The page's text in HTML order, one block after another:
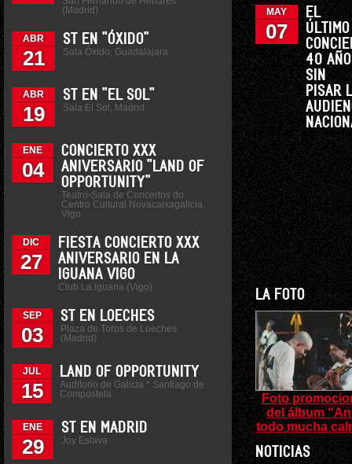
(Madrid)
ABR
21
ST EN "ÓXIDO"
Sala Óxido, Guadalajara
ABR
19
ST EN "EL SOL"
Sala El Sol, Madrid
ENE
04
CONCIERTO XXX
ANIVERSARIO "LAND OF
OPPORTUNITY"
Teatro-Sala de Concertos do
Centro Cultural Novacaixagalicia.
Vigo
DIC
27
FIESTA CONCIERTO XXX
ANIVERSARIO EN LA
IGUANA VIGO
Club La Iguana (Vigo)
SEP
03
ST EN LOECHES
Plaza de Toros de Loeches
(Madrid)
JUL
15
LAND OF OPPORTUNITY
Auditorio de Galicia * Santiago de
Compostela
ENE
29
ST EN MADRID
Joy Eslava
MAY
07
EL
ÚLTIMO
40
SIN
PISAR
LA FOTO
Foto
del álbum
todo mucha
NOTICIAS